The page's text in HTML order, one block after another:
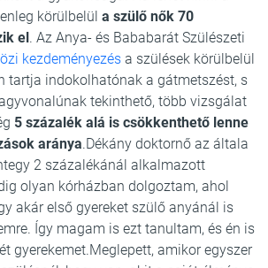
körülbelül a szülő nők 70
el. Az Anya- és Bababarát Szülészeti
kezdeményezés a szülések körülbelül
tartja indokolhatónak a gátmetszést, s
tekinthető, több vizsgálat
5 százalék alá is csökkenthető lenne
aránya.Dékány doktornő az általa
2 százalékánál alkalmazott
olyan kórházban dolgoztam, ahol
akár első gyereket szülő anyánál is
Így magam is ezt tanultam, és én is
gyerekemet.Meglepett, amikor egyszer